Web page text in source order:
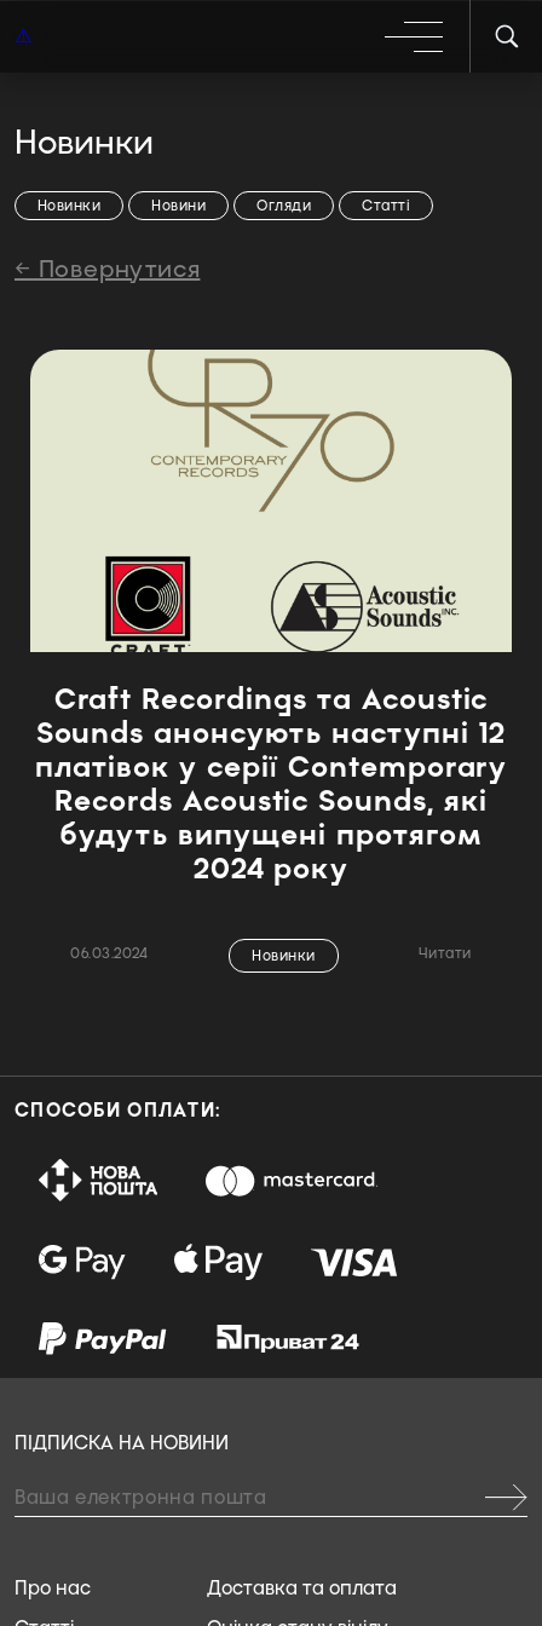
Новинки
Новинки Новини Огляди Статті
← Повернутися
Craft Recordings та Acoustic
Sounds анонсують наступні 12
платівок у серії Contemporary
Records Acoustic Sounds, які
будуть випущені протягом
2024 року
06.03.2024 Новинки Читати
СПОСОБИ ОПЛАТИ:
Доставка та оплата
Про нас
ПІДПИСКА НА НОВИНИ